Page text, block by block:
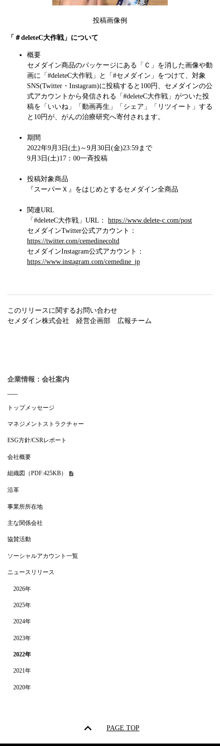
投稿画像例
「＃deleteC大作戦」について
概要
セメダイン商品のパッケージにある「Ｃ」を消した画像や動
画に「#deleteC大作戦」と「#セメダイン」をつけて、対象
SNS(Twitter・Instagram)に投稿すると100円、セメダインの公
式アカウントから発信される「#deleteC大作戦」がついた投
稿を「いいね」「動画再生」「シェア」「リツイート」する
と10円が、がんの治療研究へ寄付されます。
期間
2022年9月3日(土)～9月30日(金)23:59まで
9月3日(土)17：00一斉投稿
投稿対象商品
『スーパーＸ』をはじめとするセメダイン全商品
関連URL
「#deleteC大作戦」URL： https://www.delete-c.com/post
セメダインTwitter公式アカウント：
https://twitter.com/cemedinecoltd
セメダインInstagram公式アカウント：
https://www.instagram.com/cemedine_jp
このリリースに関するお問い合わせ
セメダイン株式会社 経営企画部 広報チーム
企業情報：会社案内
トップメッセージ
マネジメントストラクチャー
ESG方針/CSRレポート
会社概要
組織図（PDF:425KB）
沿革
事業所所在地
主な関係会社
協賛活動
ソーシャルアカウント一覧
ニュースリリース
2026年
2025年
2024年
2023年
2022年
2021年
2020年
PAGE TOP